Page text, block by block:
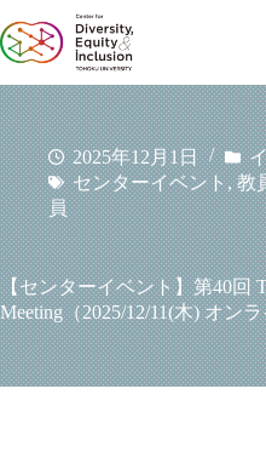
ン
テ
ン
ツ
へ
ス
キ
ッ
プ
2025年12月1日
センターイベント,教
員
【センターイベント】第40回
Meeting（2025/12/11(木) オン